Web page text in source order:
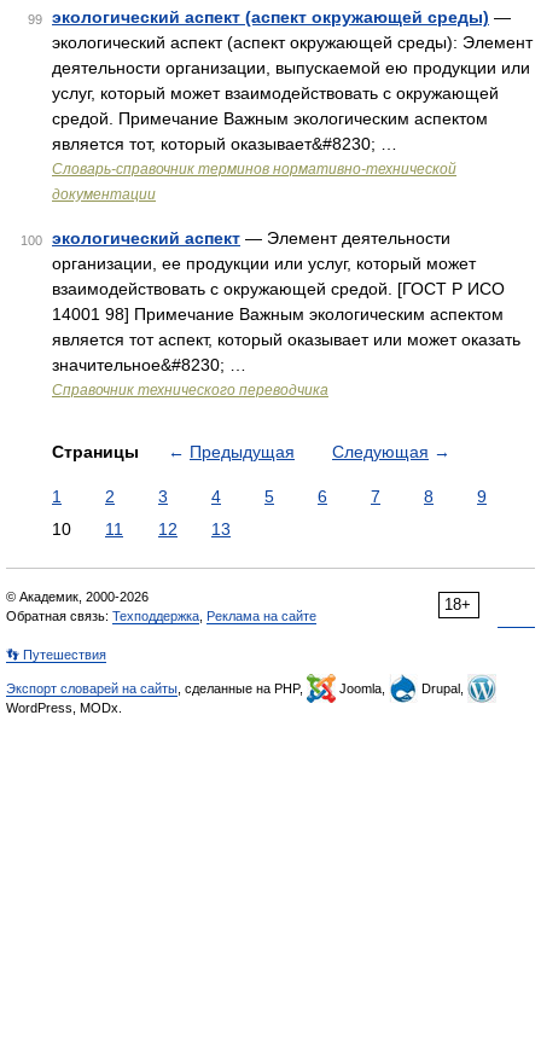
99 экологический аспект (аспект окружающей среды) —
экологический аспект (аспект окружающей среды): Элемент
деятельности организации, выпускаемой ею продукции или
услуг, который может взаимодействовать с окружающей
средой. Примечание Важным экологическим аспектом
является тот, который оказывает&#8230; …
Словарь-справочник терминов нормативно-технической
документации
100 экологический аспект — Элемент деятельности
организации, ее продукции или услуг, который может
взаимодействовать с окружающей средой. [ГОСТ Р ИСО
14001 98] Примечание Важным экологическим аспектом
является тот аспект, который оказывает или может оказать
значительное&#8230; …
Справочник технического переводчика
Страницы ← Предыдущая Следующая →
1 2 3 4 5 6 7 8
9
10
11 12 13
18+
© Академик, 2000-2026
Обратная связь: Техподдержка Реклама на сайте
👣 Путешествия
Экспорт словарей на сайты , сделанные на PHP, Joomla,
Drupal,
WordPress, MODx.